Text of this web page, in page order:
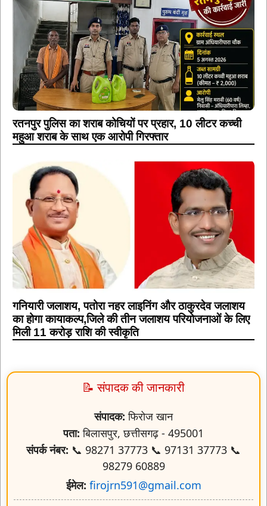
रतनपुर पुलिस का शराब कोचियों पर प्रहार, 10 लीटर कच्ची
महुआ शराब के साथ एक आरोपी गिरफ्तार
गनियारी जलाशय, पतोरा नहर लाइनिंग और ठाकुरदेव जलाशय
का होगा कायाकल्प,जिले की तीन जलाशय परियोजनाओं के लिए
मिली 11 करोड़ राशि की स्वीकृति
📝 संपादक की जानकारी
संपादक: फिरोज खान
पता: बिलासपुर, छत्तीसगढ़ - 495001
संपर्क नंबर: 📞 98271 37773 📞 97131 37773 📞
98279 60889
ईमेल: firojrn591@gmail.com